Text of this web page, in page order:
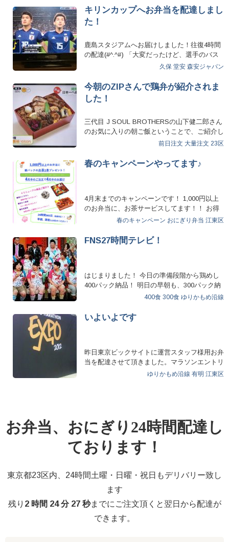
キリンカップへお弁当を配達しまし
た！
鹿島スタジアムへお届けしました！往復4時間
の配達(#^.^#) 「大変だったけど、選手のバス
久保 堂安 森安ジャパン
今朝のZIPさんで鶏弁が紹介されま
した！
三代目 J SOUL BROTHERSの山下健二郎さん
のお気に入りの朝ご飯ということで、ご紹介し
前日注文 大量注文 23区
春のキャンペーンやってます♪
4月末までのキャンペーンです！ 1,000円以上
のお弁当に、お茶サービスしてます！！ お得
なこの時…春のキャンペーン おにぎり弁当 江東区
FNS27時間テレビ！
はじまりました！ 今日の準備段階から鶏めし
400パック納品！ 明日の早朝も、300パック納
400食 300食 ゆりかもめ沿線
いよいよです
昨日東京ビックサイトに運営スタッフ様用お弁
当を配達させて頂きました。マラソンエントリ
ーされに館内すごい…ゆりかもめ沿線 有明 江東区
お弁当、おにぎり24時間配達し
ております！
東京都23区内、24時間土曜・日曜・祝日もデリバリー致し
ます
残り 2 時間 24 分 27 秒までにご注文頂くと翌日から配達が
できます。